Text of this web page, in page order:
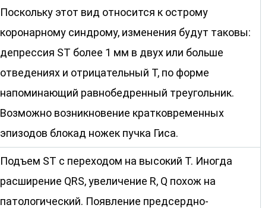
Поскольку этот вид относится к острому
коронарному синдрому, изменения будут таковы:
депрессия ST более 1 мм в двух или больше
отведениях и отрицательный Т, по форме
напоминающий равнобедренный треугольник.
Возможно возникновение кратковременных
эпизодов блокад ножек пучка Гиса.
Подъем ST с переходом на высокий Т. Иногда
расширение QRS, увеличение R, Q похож на
патологический. Появление предсердно-